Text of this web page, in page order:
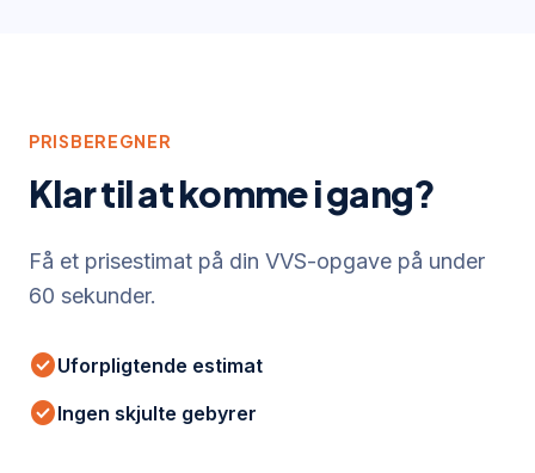
PRISBEREGNER
Klar til at komme i gang?
Få et prisestimat på din VVS-opgave på under
60 sekunder.
check_circleUforpligtende estimat
check_circleIngen skjulte gebyrer